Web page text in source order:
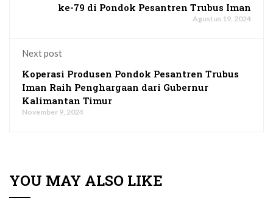
ke-79 di Pondok Pesantren Trubus Iman
Agustus 19, 2024
Next post
Koperasi Produsen Pondok Pesantren Trubus
Iman Raih Penghargaan dari Gubernur
Kalimantan Timur
November 9, 2024
YOU MAY ALSO LIKE